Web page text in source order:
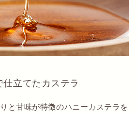
立てたカステラ
と甘味が特徴のハニーカステラを